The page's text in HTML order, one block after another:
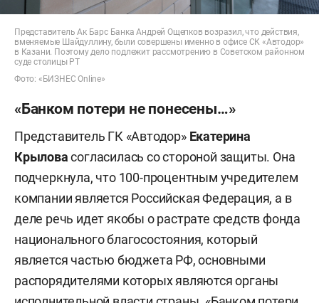
Представитель Ак Барс Банка Андрей Ощепков возразил, что действия,
вменяемые Шайдуллину, были совершены именно в офисе СК «Автодор»
в Казани. Поэтому дело подлежит рассмотрению в Советском районном
суде столицы РТ
Фото: «БИЗНЕС Online»
«Банком потери не понесены…»
Представитель ГК «Автодор» Екатерина
Крыловасогласилась со стороной защиты. Она
подчеркнула, что 100-процентным учредителем
компании является Российская Федерация, а в
деле речь идет якобы о растрате средств фонда
национального благосостояния, который
является частью бюджета РФ, основными
распорядителями которых являются органы